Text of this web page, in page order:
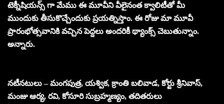
టెక్నీషియన్స్ గా మేము ఈ మూవీని వీలైనంత క్వాలిటీతో మీ
ముందుకు తీసుకొచ్చేందుకు ప్రయత్నిస్తాం. ఈ రోజు మా మూవీ
ప్రారంభోత్సవానికి వచ్చిన పెద్దలు అందరికీ థ్యాంక్స్ చెబుతున్నాం.
అన్నారు.
నటీనటులు – మంగపుత్ర, యశ్విక, క్రాంతి బలివాడ, కోర్టు శ్రీనివాస్,
మంజు ఆర్య, రవి, కోసూరి సుబ్రహ్మణ్యం, తదితరులు